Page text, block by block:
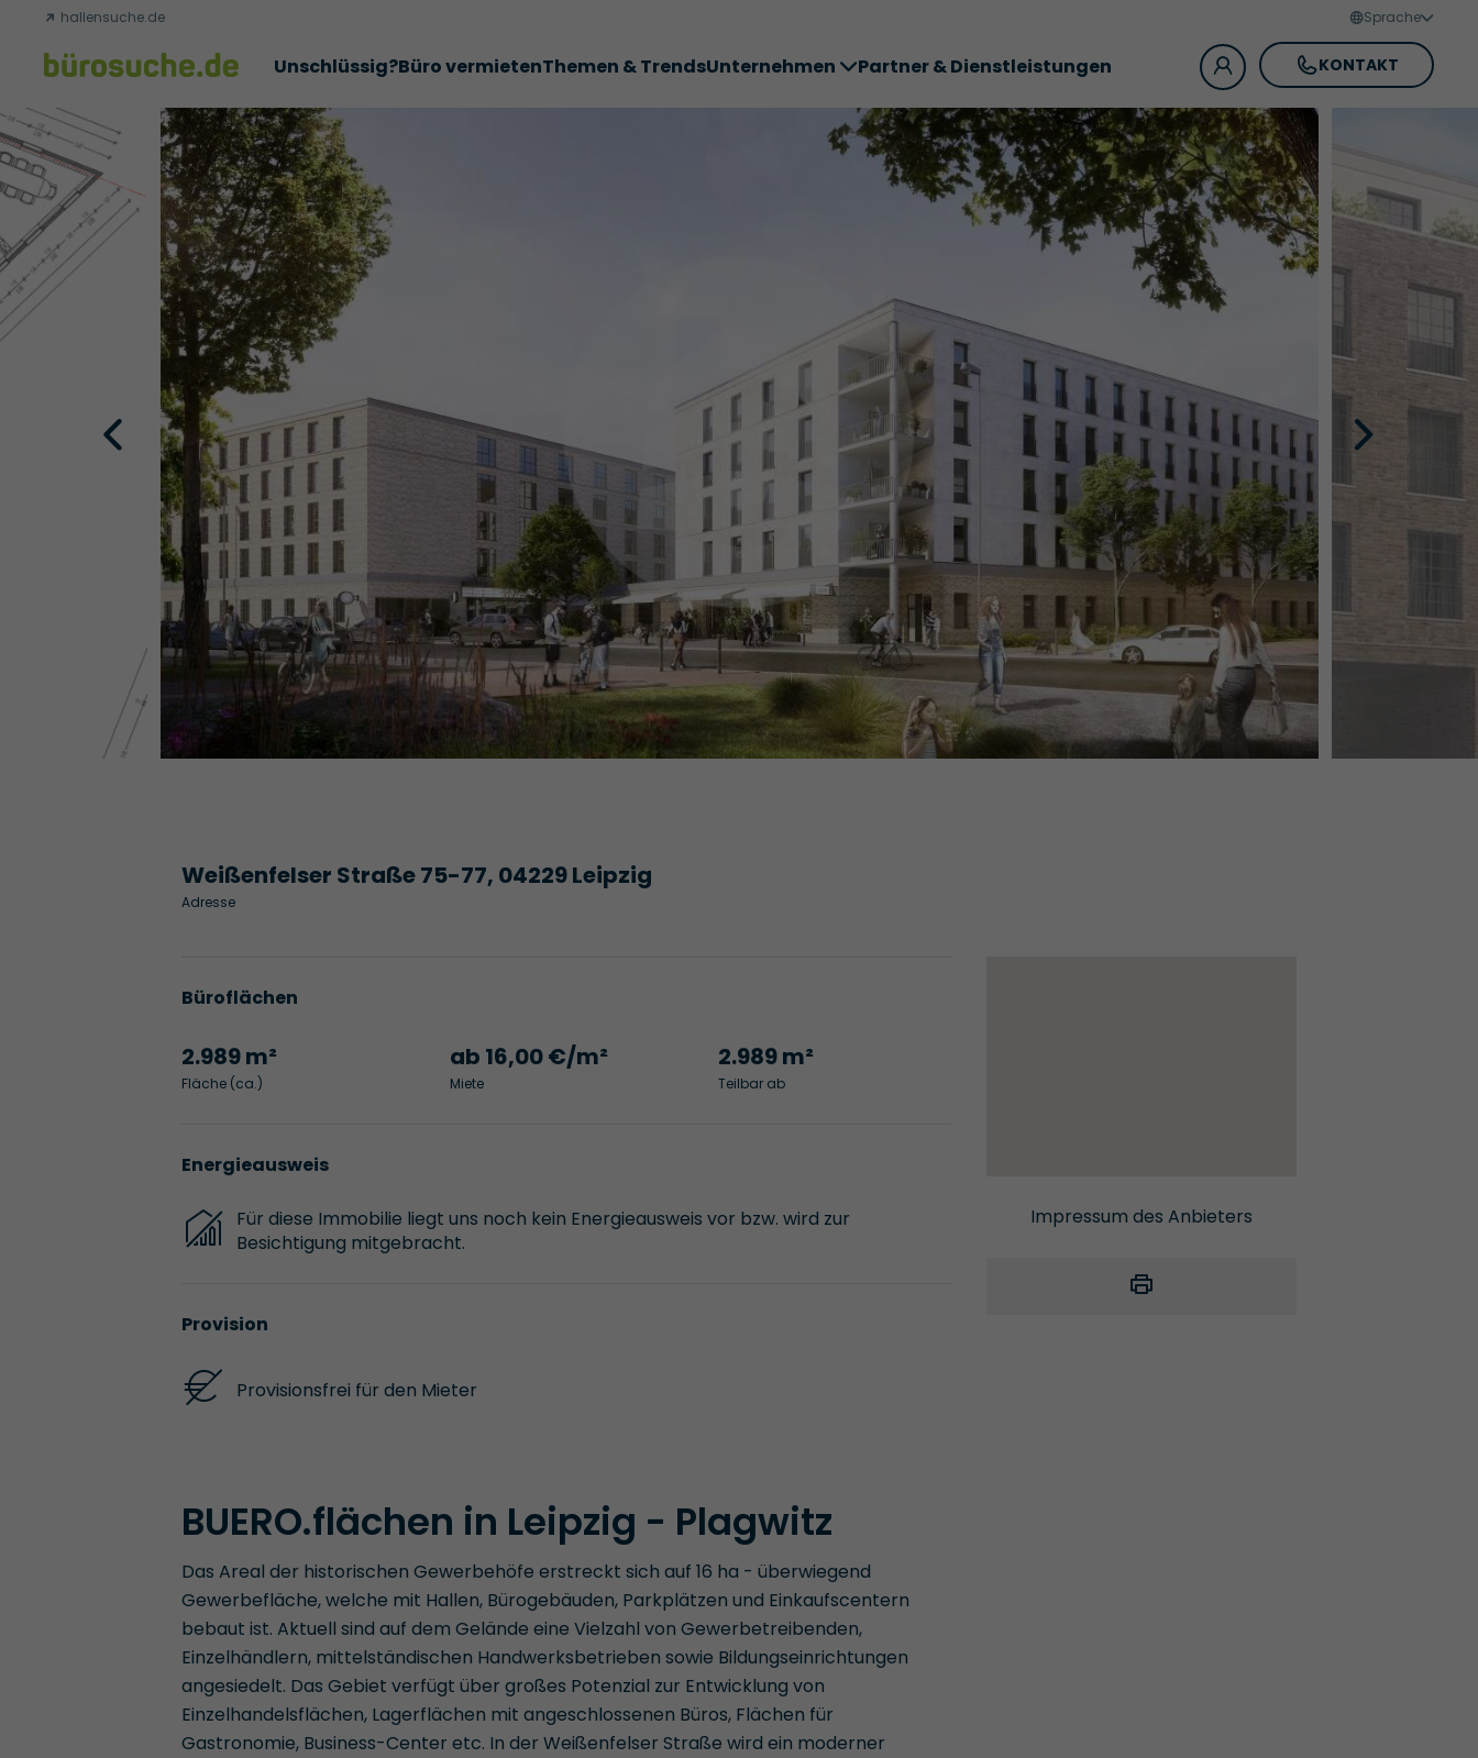
hallensuche.de Sprache
KONTAKT
Unschlüssig?Büro vermietenThemen & TrendsUnternehmen
ErfolgsgeschichtenAbschlüsseÜber uns
Partner & Dienstleistungen
Weißenfelser Straße 75-77, 04229 Leipzig
Adresse
Büroflächen
2.989 m²
Fläche (ca.)
ab 16,00 €/m²
Miete
2.989 m²
Teilbar ab
Energieausweis
Für diese Immobilie liegt uns noch kein Energieausweis vor bzw. wird zur
Besichtigung mitgebracht.
Provision
Provisionsfrei für den Mieter
BUERO.flächen in Leipzig - Plagwitz
Das Areal der historischen Gewerbehöfe erstreckt sich auf 16 ha - überwiegend
Gewerbefläche, welche mit Hallen, Bürogebäuden, Parkplätzen und Einkaufscentern
bebaut ist. Aktuell sind auf dem Gelände eine Vielzahl von Gewerbetreibenden,
Einzelhändlern, mittelständischen Handwerksbetrieben sowie Bildungseinrichtungen
angesiedelt. Das Gebiet verfügt über großes Potenzial zur Entwicklung von
Einzelhandelsflächen, Lagerflächen mit angeschlossenen Büros, Flächen für
Gastronomie, Business-Center etc. In der Weißenfelser Straße wird ein moderner
Impressum des Anbieters